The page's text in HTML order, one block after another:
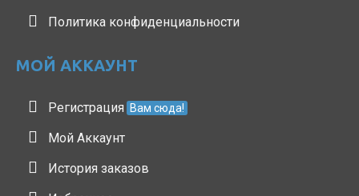
Политика конфиденциальности
МОЙ АККАУНТ
Регистрация Вам сюда!
Мой Аккаунт
История заказов